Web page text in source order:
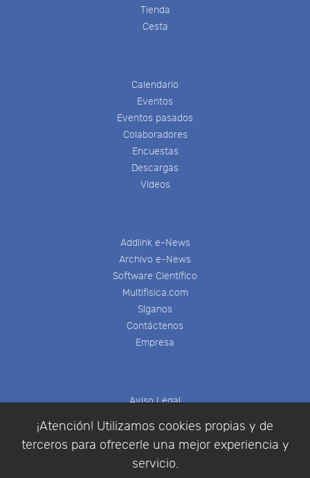
¡Atención! Utilizamos cookies propias y de
terceros para ofrecerle una mejor experiencia y
servicio.
Tienda
Cesta
Calendario
Eventos
Eventos pasados
Colaboradores
Encuestas
Descargas
Videos
Addlink e-News
Archivo e-News
Software Científico
Multifisica.com
Síganos
Contáctenos
Empresa
Aviso Legal
Política de Privacidad
Condiciones de compra
Identificarse